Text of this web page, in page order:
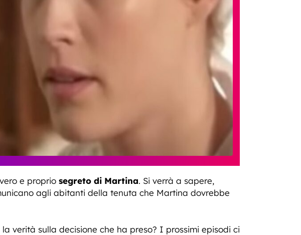
e proprio segreto di Martina. Si verrà a sapere,
agli abitanti della tenuta che Martina dovrebbe
la verità sulla decisione che ha preso? I prossimi episodi ci